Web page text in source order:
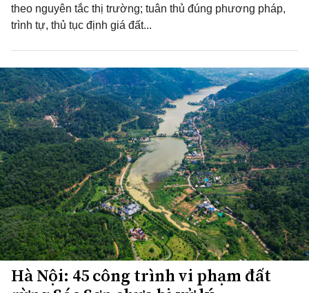
theo nguyên tắc thị trường; tuân thủ đúng phương pháp,
trình tự, thủ tục định giá đất...
Hà Nội: 45 công trình vi phạm đất